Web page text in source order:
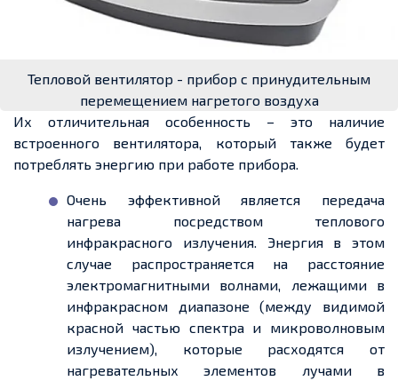
Тепловой вентилятор - прибор с принудительным
перемещением нагретого воздуха
Их отличительная особенность – это наличие
встроенного вентилятора, который также будет
потреблять энергию при работе прибора.
Очень эффективной является передача
нагрева посредством теплового
инфракрасного излучения. Энергия в этом
случае распространяется на расстояние
электромагнитными волнами, лежащими в
инфракрасном диапазоне (между видимой
красной частью спектра и микроволновым
излучением), которые расходятся от
нагревательных элементов лучами в